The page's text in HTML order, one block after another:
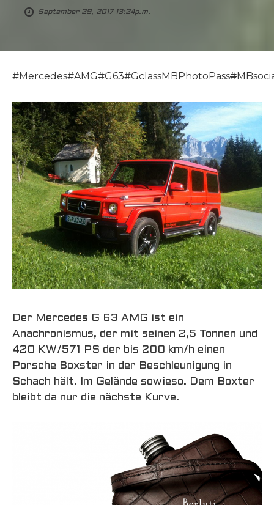
September 29, 2017 13:24p.m.
#Mercedes#AMG#G63#GclassMBPhotoPass#
Der Mercedes G 63 AMG ist ein
Anachronismus, der mit seinen 2,5 Tonnen und
420 KW/571 PS der bis 200 km/h einen
Porsche Boxster in der Beschleunigung in
Schach hält. Im Gelände sowieso. Dem Boxter
bleibt da nur die nächste Kurve.